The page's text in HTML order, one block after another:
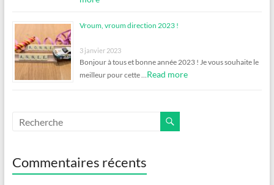
Vroum, vroum direction 2023 !
3 janvier 2023
Bonjour à tous et bonne année 2023 ! Je vous souhaite le
meilleur pour cette …Read more
Commentaires récents